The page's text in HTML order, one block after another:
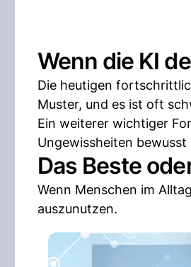
Wenn die KI
Die heutigen
Muster, und es ist oft
Ein weiterer wichtiger
Ungewissheiten
Das Beste
Wenn Menschen im
auszunutzen.